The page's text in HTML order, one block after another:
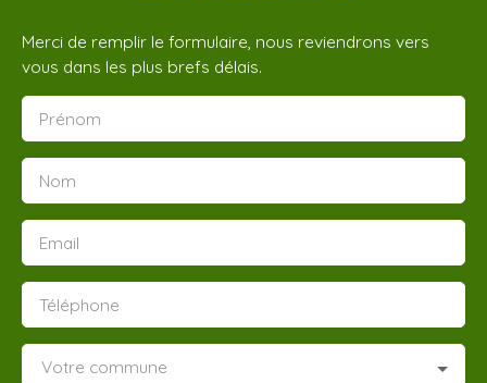
Merci de remplir le formulaire, nous reviendrons vers
vous dans les plus brefs délais.
Prénom
Nom
Email
Téléphone
Votre commune